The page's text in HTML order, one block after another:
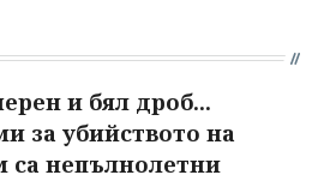
и бял дроб...
за убийството на
непълнолетни